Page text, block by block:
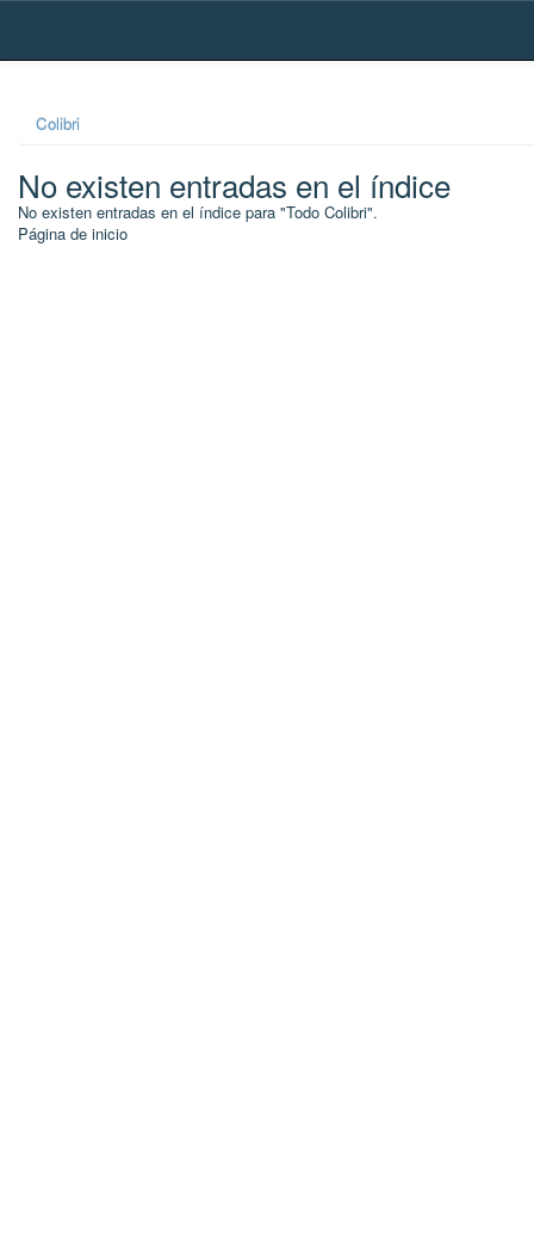
Skip
Colibri
No existen entradas en el índice
No existen entradas en el índice para "Todo Colibri".
Página de inicio